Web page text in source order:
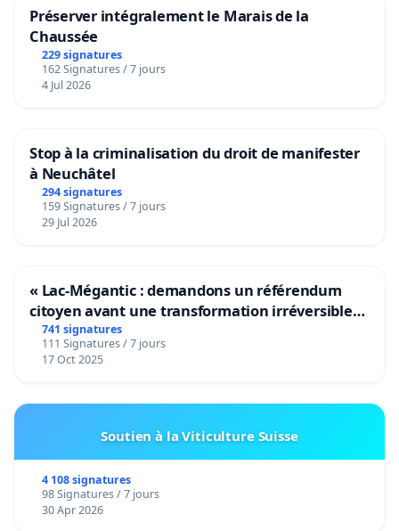
Préserver intégralement le Marais de la
Chaussée
229 signatures
162 Signatures / 7 jours
4 Jul 2026
Stop à la criminalisation du droit de manifester
à Neuchâtel
294 signatures
159 Signatures / 7 jours
29 Jul 2026
« Lac-Mégantic : demandons un référendum
citoyen avant une transformation irréversible
de notre territoire »
741 signatures
111 Signatures / 7 jours
17 Oct 2025
Soutien à la Viticulture Suisse
4 108 signatures
98 Signatures / 7 jours
30 Apr 2026